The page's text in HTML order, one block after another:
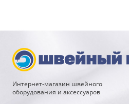
Интернет-магазин швейного
оборудования и аксессуаров